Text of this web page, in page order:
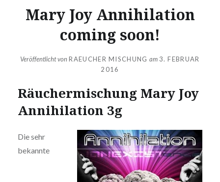
Mary Joy Annihilation
coming soon!
Veröffentlicht vonRAEUCHER MISCHUNG am 3. FEBRUAR
2016
Räuchermischung Mary Joy
Annihilation 3g
Die sehr
bekannte